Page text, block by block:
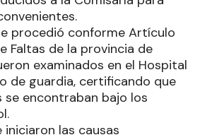
procedió conforme Artículo
Faltas de la provincia de
examinados en el Hospital
de guardia, certificando que
se encontraban bajo los
iniciaron las causas